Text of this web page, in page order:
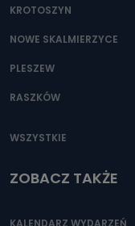
KROTOSZYN
NOWE SKALMIERZYCE
PLESZEW
RASZKÓW
WSZYSTKIE
ZOBACZ TAKŻE
KALENDARZ WYDARZEŃ